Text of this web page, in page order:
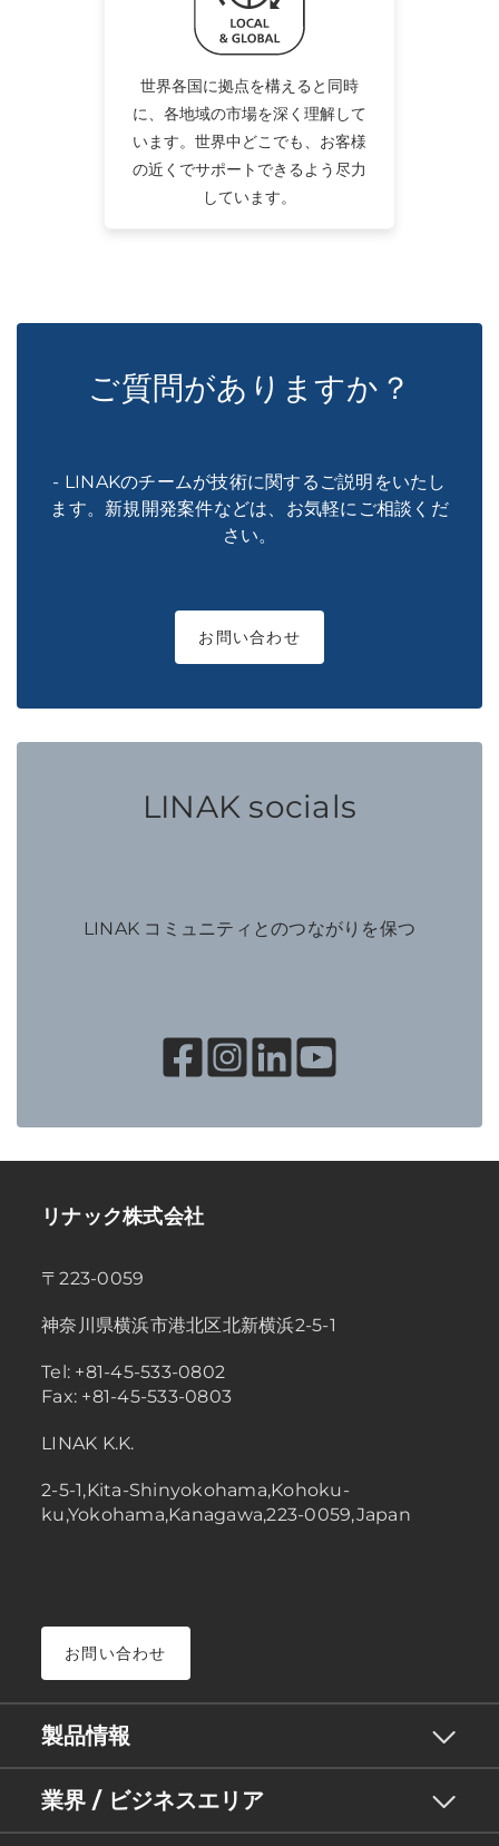
世界各国に拠点を構えると同時
に、各地域の市場を深く理解して
います。世界中どこでも、お客様
の近くでサポートできるよう尽力
しています。
ご質問がありますか？
- LINAKのチームが技術に関するご説明をいたし
ます。新規開発案件などは、お気軽にご相談くだ
さい。
お問い合わせ
LINAK socials
LINAK コミュニティとのつながりを保つ
リナック株式会社
〒223-0059
神奈川県横浜市港北区北新横浜2-5-1
Tel: +81-45-533-0802
Fax: +81-45-533-0803
LINAK K.K.
2-5-1,Kita-Shinyokohama,Kohoku-
ku,Yokohama,Kanagawa,223-0059,Japan
お問い合わせ
製品情報
業界 / ビジネスエリア